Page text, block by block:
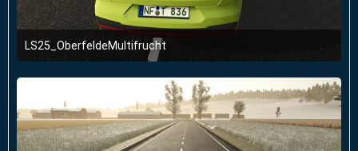
LS25_OberfeldeMultifrucht
2. Januar 2026 um 23:51